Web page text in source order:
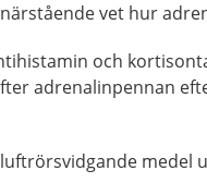
vet hur
och
adrenalinpennan
medel